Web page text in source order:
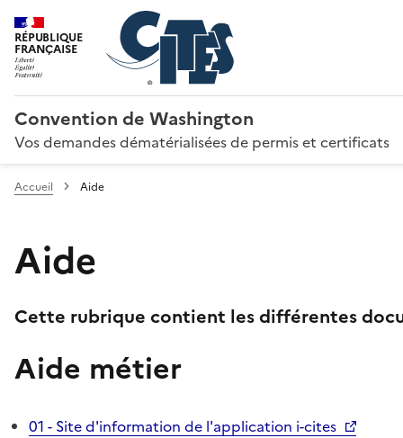
RÉPUBLIQUE
FRANÇAISE
Convention de Washington
Vos demandes dématérialisées de permis et certificats
Accueil Aide
Aide
Cette rubrique contient les différentes
Aide métier
01 - Site d'information de l'application i-cites